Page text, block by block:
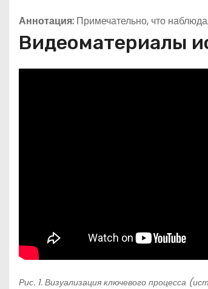
Аннотация: Примечательно, что
Видеоматериалы
Рис. 1. Визуализация ключевого процесса